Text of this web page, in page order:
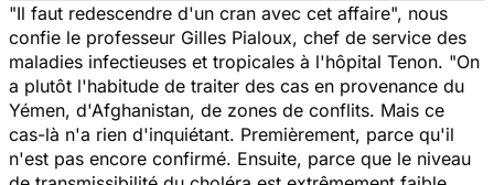
"Il faut redescendre d'un cran avec cet affaire", nous
confie le professeur Gilles Pialoux, chef de service des
maladies infectieuses et tropicales à l'hôpital Tenon. "On
a plutôt l'habitude de traiter des cas en provenance du
Yémen, d'Afghanistan, de zones de conflits. Mais ce
cas-là n'a rien d'inquiétant. Premièrement, parce qu'il
n'est pas encore confirmé. Ensuite, parce que le niveau